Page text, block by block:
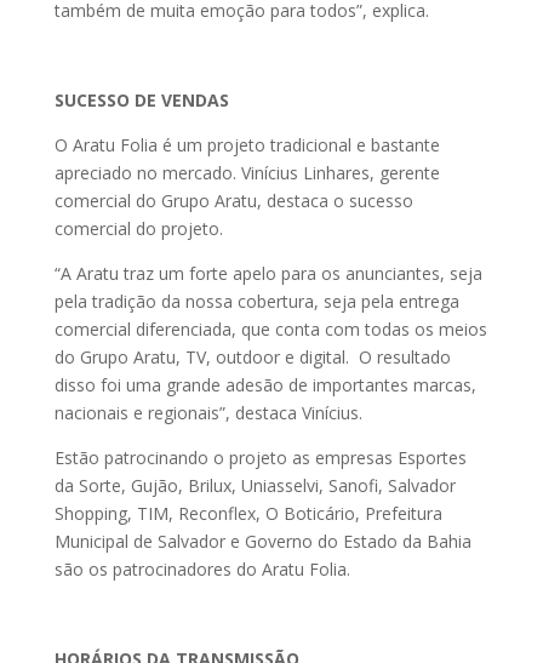
também de muita emoção para todos”, explica.
SUCESSO DE VENDAS
O Aratu Folia é um projeto tradicional e bastante
apreciado no mercado. Vinícius Linhares, gerente
comercial do Grupo Aratu, destaca o sucesso
comercial do projeto.
“A Aratu traz um forte apelo para os anunciantes, seja
pela tradição da nossa cobertura, seja pela entrega
comercial diferenciada, que conta com todas os meios
do Grupo Aratu, TV, outdoor e digital. O resultado
disso foi uma grande adesão de importantes marcas,
nacionais e regionais”, destaca Vinícius.
Estão patrocinando o projeto as empresas Esportes
da Sorte, Gujão, Brilux, Uniasselvi, Sanofi, Salvador
Shopping, TIM, Reconflex, O Boticário, Prefeitura
Municipal de Salvador e Governo do Estado da Bahia
são os patrocinadores do Aratu Folia.